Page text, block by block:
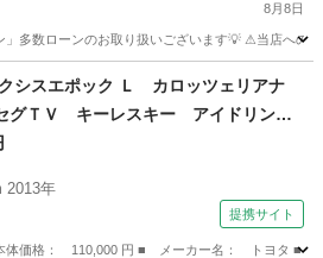
8月8日
」多数ローンのお取り扱いございます💡 ⚠当店へ
クシスエポック Ｌ カロッツェリアナ
グＴＶ キーレスキー アイドリング
ベライザー エアコン パワーウィ
Ｃ 純正１４インチアルミ （検9.2）
2013年
提携サイト
価格： 110,000 円 ■ メーカー名： トヨタ ■